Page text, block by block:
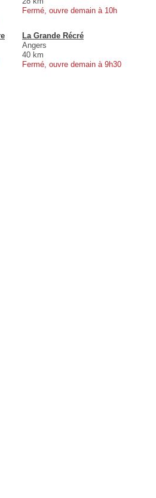
Fermé, ouvre demain à 10h
La Grande Récré
Angers
40 km
Fermé, ouvre demain à 9h30